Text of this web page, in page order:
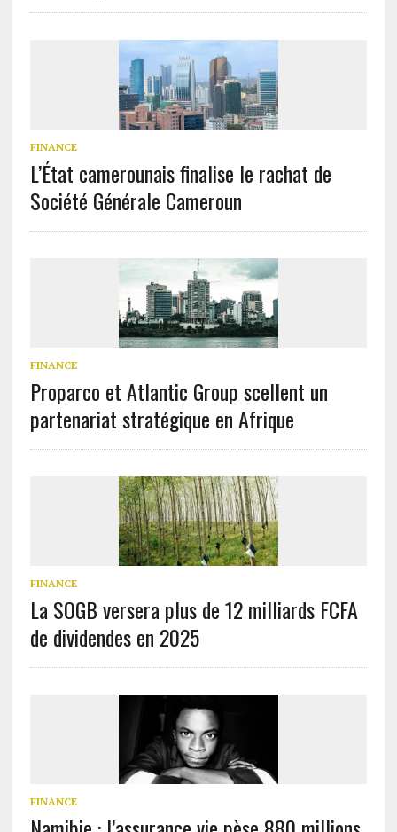
FINANCE
L’État camerounais finalise le rachat de
Société Générale Cameroun
FINANCE
Proparco et Atlantic Group scellent un
partenariat stratégique en Afrique
FINANCE
La SOGB versera plus de 12 milliards FCFA
de dividendes en 2025
FINANCE